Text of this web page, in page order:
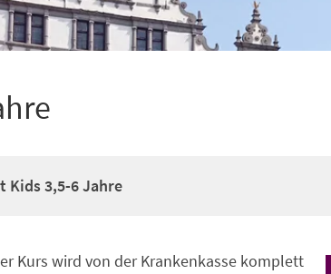
Kids 3,5-6 Jahre
Kurs wird von der Krankenkasse komplett